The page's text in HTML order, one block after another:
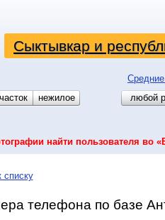
Сыктывкар и
нежилое
любой
найти пользователя во
списку
телефона по базе